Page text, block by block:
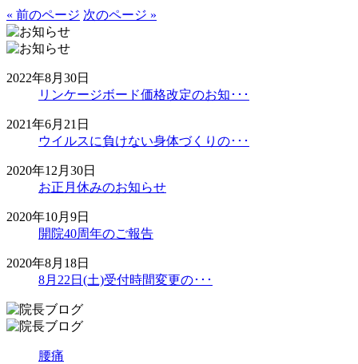
« 前のページ 次のページ »
2022年8月30日
リンケージボード価格改定のお知･･･
2021年6月21日
ウイルスに負けない身体づくりの･･･
2020年12月30日
お正月休みのお知らせ
2020年10月9日
開院40周年のご報告
2020年8月18日
8月22日(土)受付時間変更の･･･
腰痛